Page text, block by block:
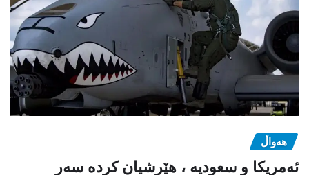
هەواڵ
ئەمریکا و سعودیە ، هێرشیان کردە سەر